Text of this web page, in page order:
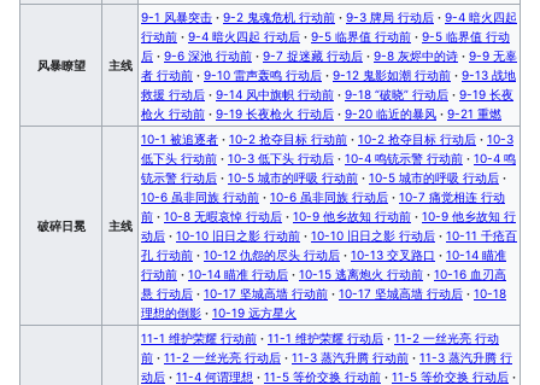
风暴瞭望 主线
9-1 风暴突击 · 9-2 鬼魂危机 行动前 · 9-3 牌局 行动后 · 9-4 暗火四起
行动前 · 9-4 暗火四起 行动后 · 9-5 临界值 行动前 · 9-5 临界值 行动
后 · 9-6 深池 行动前 · 9-7 捉迷藏 行动后 · 9-8 灰烬中的诗 · 9-9 无辜
者 行动前 · 9-10 雷声轰鸣 行动后 · 9-12 鬼影如潮 行动前 · 9-13 战地
救援 行动后 · 9-14 风中旗帜 行动前 · 9-18 “破晓” 行动后 · 9-19 长夜
枪火 行动前 · 9-19 长夜枪火 行动后 · 9-20 临近的暴风 · 9-21 重燃
破碎日冕 主线
10-1 被追逐者 · 10-2 抢夺目标 行动前 · 10-2 抢夺目标 行动后 · 10-3
低下头 行动前 · 10-3 低下头 行动后 · 10-4 鸣铳示警 行动前 · 10-4 鸣
铳示警 行动后 · 10-5 城市的呼吸 行动前 · 10-5 城市的呼吸 行动后 ·
10-6 虽非同族 行动前 · 10-6 虽非同族 行动后 · 10-7 痛觉相连 行动
前 · 10-8 无暇哀悼 行动后 · 10-9 他乡故知 行动前 · 10-9 他乡故知 行
动后 · 10-10 旧日之影 行动前 · 10-10 旧日之影 行动后 · 10-11 千疮百
孔 行动前 · 10-12 仇怨的尽头 行动后 · 10-13 交叉路口 · 10-14 瞄准
行动前 · 10-14 瞄准 行动后 · 10-15 逃离炮火 行动前 · 10-16 血刃高
悬 行动后 · 10-17 坚城高墙 行动前 · 10-17 坚城高墙 行动后 · 10-18
理想的倒影 · 10-19 远方星火
11-1 维护荣耀 行动前 · 11-1 维护荣耀 行动后 · 11-2 一丝光亮 行动
前 · 11-2 一丝光亮 行动后 · 11-3 蒸汽升腾 行动前 · 11-3 蒸汽升腾 行
动后 · 11-4 何谓理想 · 11-5 等价交换 行动前 · 11-5 等价交换 行动后 ·